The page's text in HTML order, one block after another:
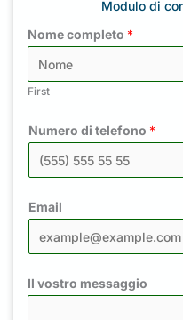
Modulo di
Nome completo *
First
Numero di telefono *
Email
Il vostro messaggio